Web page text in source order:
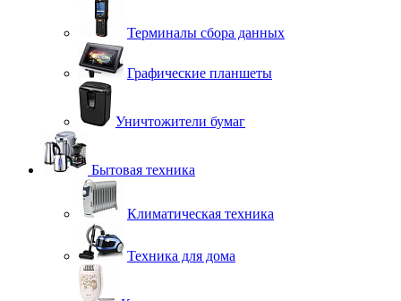
Терминалы сбора данных
Графические планшеты
Уничтожители бумаг
Бытовая техника
Климатическая техника
Техника для дома